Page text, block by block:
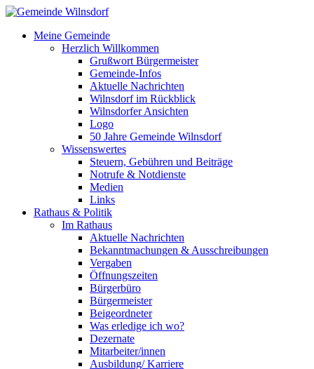
Meine Gemeinde
Herzlich Willkommen
Grußwort Bürgermeister
Gemeinde-Infos
Aktuelle Nachrichten
Wilnsdorf im Rückblick
Wilnsdorfer Ansichten
Logo
50 Jahre Gemeinde Wilnsdorf
Wissenswertes
Steuern, Gebühren und Beiträge
Notrufe & Notdienste
Medien
Links
Rathaus & Politik
Im Rathaus
Aktuelle Nachrichten
Bekanntmachungen & Ausschreibungen
Vergaben
Öffnungszeiten
Bürgerbüro
Bürgermeister
Beigeordneter
Was erledige ich wo?
Dezernate
Mitarbeiter/innen
Ausbildung/ Karriere